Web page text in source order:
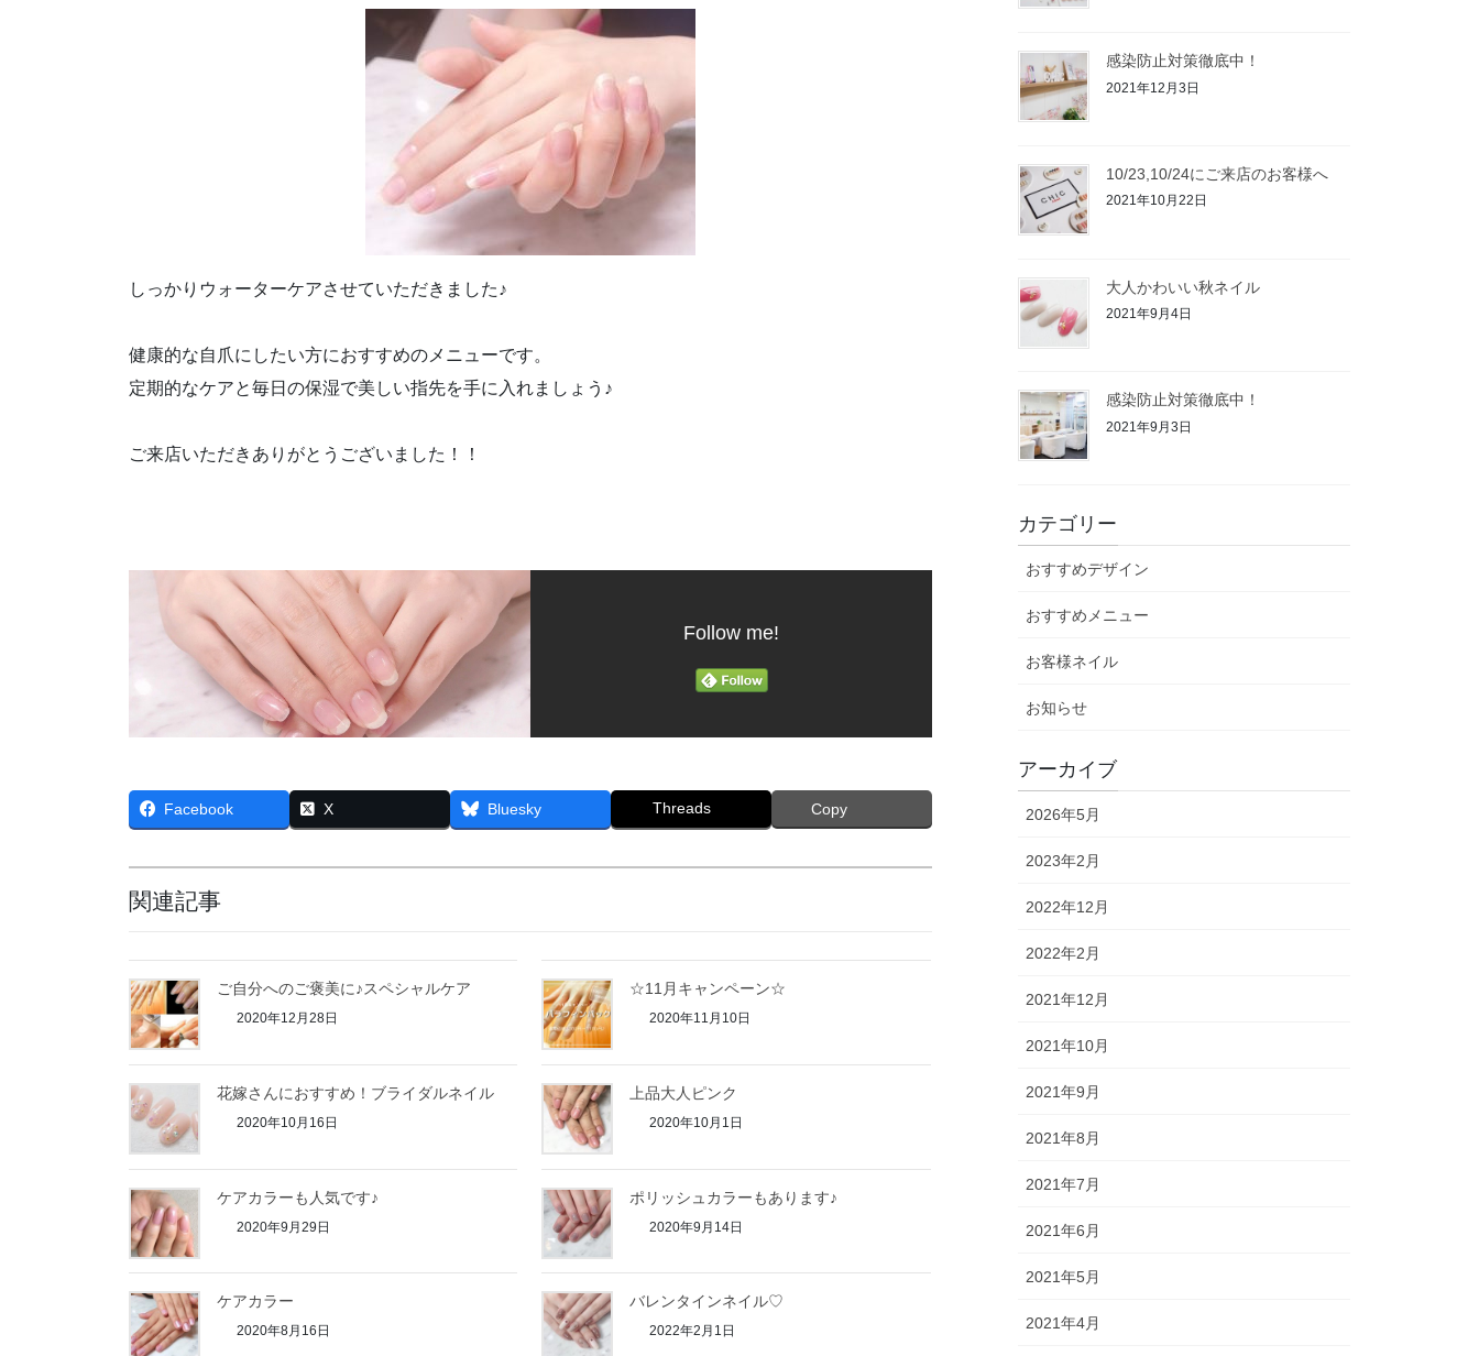
しっかりウォーターケアさせていただきました♪
健康的な自爪にしたい方におすすめのメニューです。
定期的なケアと毎日の保湿で美しい指先を手に入れましょう♪
ご来店いただきありがとうございました！！
Follow me!
Facebook X Bluesky Threads Copy
関連記事
ご自分へのご褒美に♪スペシャルケア
2020年12月28日
☆11月キャンペーン☆
2020年11月10日
花嫁さんにおすすめ！ブライダルネイル
2020年10月16日
上品大人ピンク
2020年10月1日
ケアカラーも人気です♪
2020年9月29日
ポリッシュカラーもあります♪
2020年9月14日
ケアカラー
2020年8月16日
バレンタインネイル♡
2022年2月1日
感染防止対策徹底中！
2021年12月3日
10/23,10/24にご来店のお客様へ
2021年10月22日
大人かわいい秋ネイル
2021年9月4日
感染防止対策徹底中！
2021年9月3日
カテゴリー
おすすめデザイン
おすすめメニュー
お客様ネイル
お知らせ
アーカイブ
2026年5月
2023年2月
2022年12月
2022年2月
2021年12月
2021年10月
2021年9月
2021年8月
2021年7月
2021年6月
2021年5月
2021年4月